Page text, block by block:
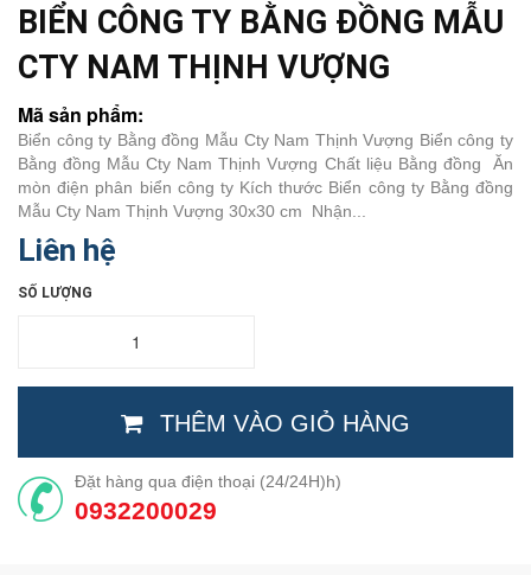
BIỂN CÔNG TY BẰNG ĐỒNG MẪU
CTY NAM THỊNH VƯỢNG
Mã sản phẩm:
Biển công ty Bằng đồng Mẫu Cty Nam Thịnh Vượng Biển công ty
Bằng đồng Mẫu Cty Nam Thịnh Vượng Chất liệu Bằng đồng Ăn
mòn điện phân biển công ty Kích thước Biển công ty Bằng đồng
Mẫu Cty Nam Thịnh Vượng 30x30 cm Nhận...
Liên hệ
SỐ LƯỢNG
THÊM VÀO GIỎ HÀNG
Đặt hàng qua điện thoại (24/24H)h)
0932200029